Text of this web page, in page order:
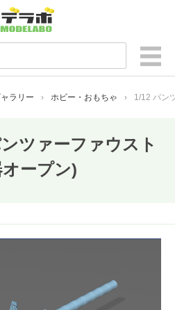
ラリー ホビー・おもちゃ 1/12 パン
ツァーファウスト
ープン)